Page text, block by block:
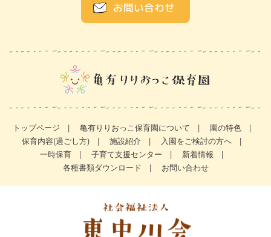
お問い合わせ
トップページ 亀有りりおっこ保育園について
園の特色
保育内容(過ごし方)
施設紹介
入園をご検討の方へ
一時保育
子育て支援センター
新着情報
各種書類ダウンロード
お問い合わせ